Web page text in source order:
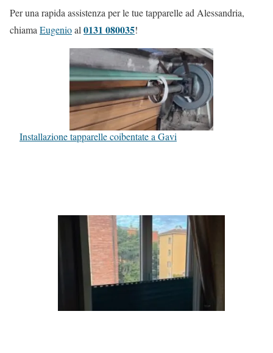
Per una rapida assistenza per le tue tapparelle ad Alessandria,
chiamaEugenioal0131 080035!
Installazione tapparelle coibentate a Gavi